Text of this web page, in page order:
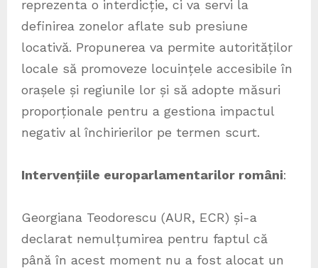
reprezenta o interdicție, ci va servi la
definirea zonelor aflate sub presiune
locativă. Propunerea va permite autorităților
locale să promoveze locuințele accesibile în
orașele și regiunile lor și să adopte măsuri
proporționale pentru a gestiona impactul
negativ al închirierilor pe termen scurt.
Intervențiile europarlamentarilor români:
Georgiana Teodorescu (AUR, ECR) și-a
declarat nemulțumirea pentru faptul că
până în acest moment nu a fost alocat un